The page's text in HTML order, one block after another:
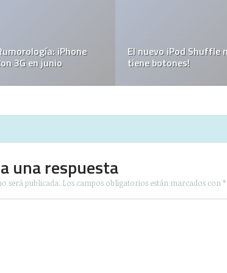
MacBook Air
una respuesta
será publicada. Los campos obligatorios están marcados con*